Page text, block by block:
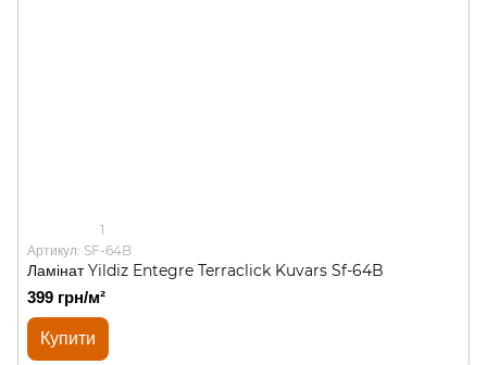
1
Артикул: SF-64B
Ламінат Yildiz Entegre Terraclick Kuvars Sf-64B
399 грн/м²
Купити